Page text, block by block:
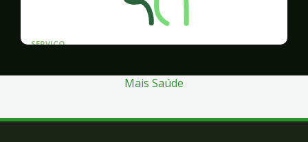
SERVICO
Mais Saúde